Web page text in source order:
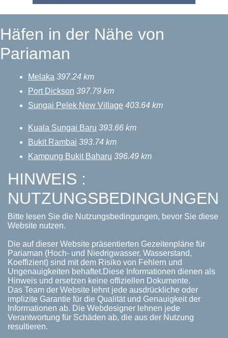
Häfen in der Nähe von
Pariaman
Melaka 397.24 km
Port Dickson 397.79 km
Sungai Pelek New Village 403.64 km
Kuala Sungai Baru 393.66 km
Bukit Rambai 393.74 km
Kampung Bukit Baharu 396.49 km
HINWEIS :
NUTZUNGSBEDINGUNGEN
Bitte lesen Sie die Nutzungsbedingungen, bevor Sie diese
Website nutzen.
Die auf dieser Website präsentierten Gezeitenpläne für
Pariaman (Hoch- und Niedrigwasser, Wasserstand,
Koeffizient) sind mit dem Risiko von Fehlern und
Ungenauigkeiten behaftet.Diese Informationen dienen als
Hinweis und ersetzen keine offiziellen Dokumente.
Das Team der Website lehnt jede ausdrückliche oder
implizite Garantie für die Qualität und Genauigkeit der
Informationen ab. Die Webdesigner lehnen jede
Verantwortung für Schäden ab, die aus der Nutzung
resultieren.